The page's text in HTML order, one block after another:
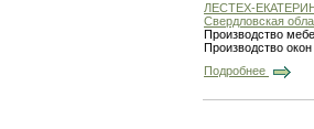
ЛЕСТЕХ-
Свердловская
Производство
Производство
Подробнее